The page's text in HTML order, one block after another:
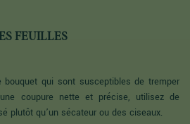
FEUILLES
bouquet qui sont susceptibles de tremper
coupure nette et précise, utilisez de
plutôt qu’un sécateur ou des ciseaux.